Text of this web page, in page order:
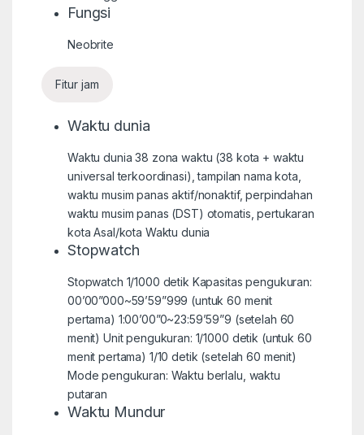
Fungsi
Neobrite
Fitur jam
Waktu dunia
Waktu dunia 38 zona waktu (38 kota + waktu
universal terkoordinasi), tampilan nama kota,
waktu musim panas aktif/nonaktif, perpindahan
waktu musim panas (DST) otomatis, pertukaran
kota Asal/kota Waktu dunia
Stopwatch
Stopwatch 1/1000 detik Kapasitas pengukuran:
00’00”000~59’59”999 (untuk 60 menit
pertama) 1:00’00”0~23:59’59”9 (setelah 60
menit) Unit pengukuran: 1/1000 detik (untuk 60
menit pertama) 1/10 detik (setelah 60 menit)
Mode pengukuran: Waktu berlalu, waktu
putaran
Waktu Mundur